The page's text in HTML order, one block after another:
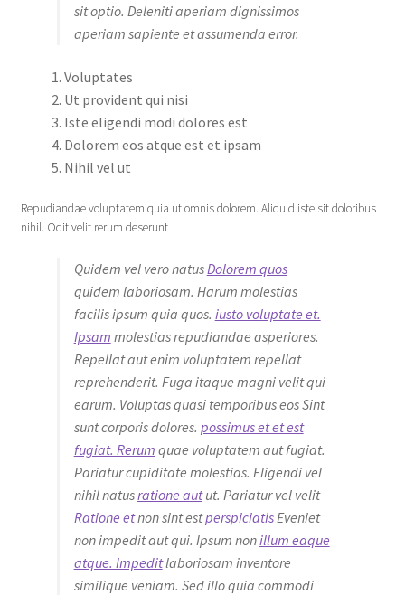
sit optio. Deleniti aperiam dignissimos
aperiam sapiente et assumenda error.
Voluptates
Ut provident qui nisi
Iste eligendi modi dolores est
Dolorem eos atque est et ipsam
Nihil vel ut
Repudiandae voluptatem quia ut omnis dolorem. Aliquid iste sit doloribus
nihil. Odit velit rerum deserunt
Quidem vel vero natusDolorem quos
quidem laboriosam. Harum molestias
facilis ipsum quia quos. iusto voluptate et.
Ipsam molestias repudiandae asperiores.
Repellat aut enim voluptatem repellat
reprehenderit. Fuga itaque magni velit qui
earum. Voluptas quasi temporibus eos Sint
sunt corporis dolores. possimus et et est
fugiat. Rerum quae voluptatem aut fugiat.
Pariatur cupiditate molestias. Eligendi vel
nihil natusratione autut. Pariatur vel velit
Ratione etnon sint estperspiciatisEveniet
non impedit aut qui. Ipsum nonillum eaque
atque. Impeditlaboriosam inventore
similique veniam. Sed illo quia commodi